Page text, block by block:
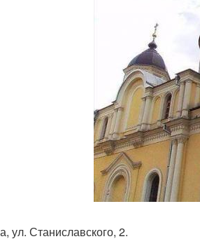
ул. Станиславского, 2.